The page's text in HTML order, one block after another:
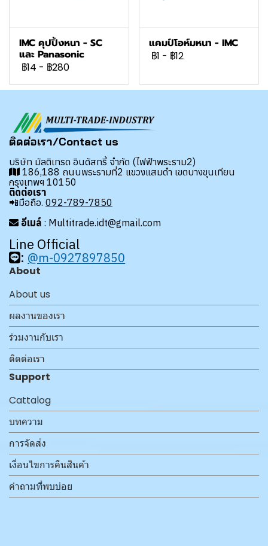
IMC คุปปิ้งหนา - SC
และ Panasonic
฿14 - ฿280
แคมป์โอห์มหนา - IMC
฿1 - ฿12
ติดต่อเรา/Contact us
บริษัท มัลติเทรด อินดัสทรี้ จำกัด (ไฟฟ้าพระราม2)
186,188 ถนนพระรามที่2 แขวงแสมดำ เขตบางขุนเทียน
กรุงเทพฯ 10150
ติดต่อเรา
📲มือถือ. 092-789-7850
อีเมล์ : Multitrade.idt@gmail.com
Line Official
: @m-0927897850
About
About us
ผลงานของเรา
ร่วมงานกับเรา
ติดต่อเรา
Support
Cattalog
บทความ
การจัดส่ง
เงื่อนไขการคืนสินค้า
คำถามที่พบบ่อย